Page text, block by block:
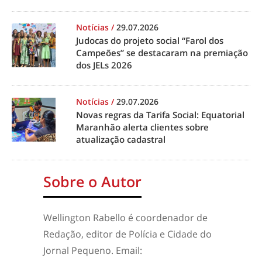
Notícias /29.07.2026
Judocas do projeto social “Farol dos
Campeões” se destacaram na premiação
dos JELs 2026
Notícias /29.07.2026
Novas regras da Tarifa Social: Equatorial
Maranhão alerta clientes sobre
atualização cadastral
Sobre o Autor
Wellington Rabello é coordenador de
Redação, editor de Polícia e Cidade do
Jornal Pequeno. Email: